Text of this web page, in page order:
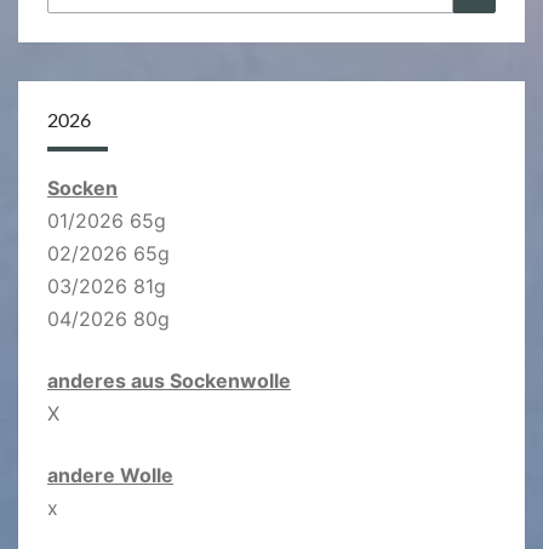
nach:
2026
Socken
01/2026 65g
02/2026 65g
03/2026 81g
04/2026 80g
anderes aus Sockenwolle
X
andere Wolle
x